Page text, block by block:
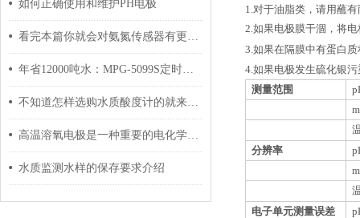
如何正确使用和维护PH电极
看完本篇你就会对氨氮传感器有更多了解
年省12000吨水：MPG-5099S定时取水技术实测
不知道怎样选购水质酸度计的就来看看这些吧
高温溶氧电极是一种重要的电化学传感器
水质监测水样的保存要求介绍
1.对于油脂类，请用蘸
2.如果电极膜干涸，将
3.如果在隔膜中有蛋白
4.如果电极发生硫化银
测量范围
分辨率
电子单元测量误差